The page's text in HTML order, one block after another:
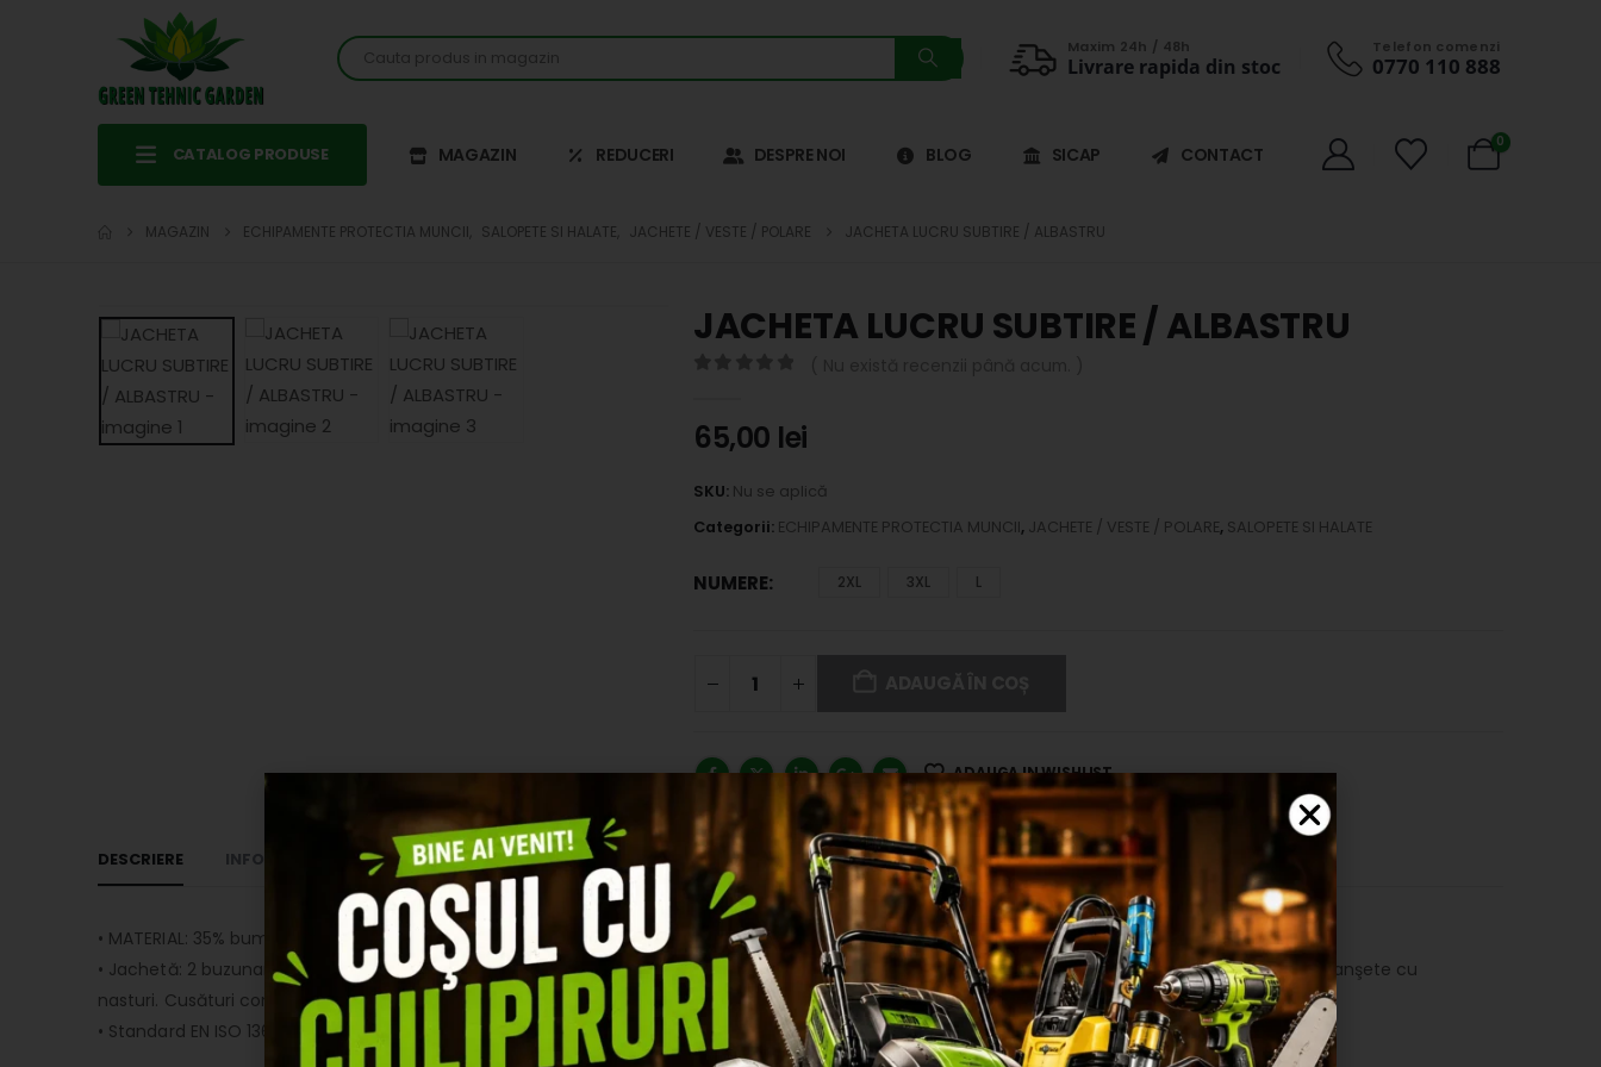
Maxim 24h / 48h
Livrare rapida din stoc
Telefon comenzi
0770 110 888
CATALOG PRODUSE MAGAZIN REDUCERI DESPRE NOI BLOG SICAP CONTACT
0
MAGAZIN ECHIPAMENTE PROTECTIA MUNCII SALOPETE SI HALATE JACHETE / VESTE / POLARE JACHETA LUCRU SUBTIRE / ALBASTRU
JACHETA LUCRU SUBTIRE / ALBASTRU
65,00 lei
SKU: Nu se aplică
Categorii: ECHIPAMENTE PROTECTIA MUNCII, JACHETE / VESTE / POLARE, SALOPETE SI HALATE
NUMERE 2XL 3XL L
ADAUGA IN WISHLIST
DESCRIERE INFORMAȚII SUPLIMENTARE RECENZII (0)
• MATERIAL: 35% bumbac, 65% poliester.
• Jachetă: 2 buzunare cu închidere prin arici. Cusături duble. Orificii de ventilaţie pentru o circulaţie mai bună a aerului. Talie ajustabilă cu elastic. Manşete cu
nasturi. Cusături contrastante, subliniind acuratețea și precizia marginilor. Model dotat cu port ecuson.
• Standard EN ISO 13688